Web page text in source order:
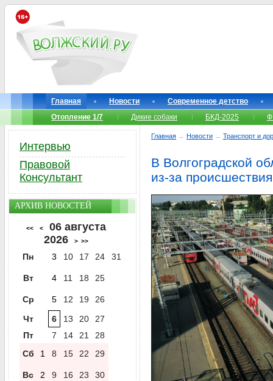
Главная Новости
Современное детство
Отопление 1/7
Дикие собаки БКД-2025
Главная → Новости → Транспорт и
В Волгоградской
из-за
Интервью
Правовой
Консультант
АРХИВ НОВОСТЕЙ
<< <
06 августа
2026
> >>
Пн 3 10 17 24 31
Вт 4 11 18 25
Ср 5 12 19
26
Чт
6 13 20
27
Пт
7 14 21
28
Сб
1 8 15 22 29
Вс 2 9 16 23 30